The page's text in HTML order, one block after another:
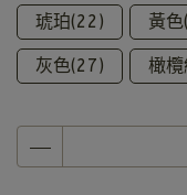
琥珀(22) 黃
灰色(27) 橄